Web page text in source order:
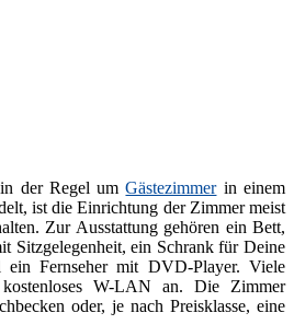
in der Regel umGästezimmerin einem
ist die Einrichtung der Zimmer meist
Zur Ausstattung gehören ein Bett,
Sitzgelegenheit, ein Schrank für Deine
ein Fernseher mit DVD-Player. Viele
W-LAN an. Die Zimmer
oder, je nach Preisklasse, eine